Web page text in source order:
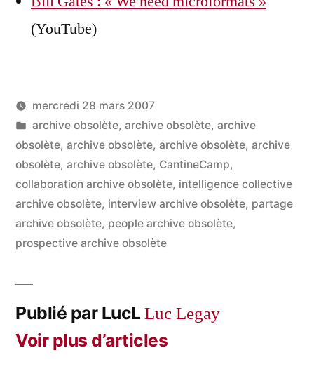
(YouTube)
Publié
par
LucL
mercredi 28 mars 2007
Publié
dans
archive obsolète, archive obsolète, archive
obsolète, archive obsolète, archive obsolète, archive
obsolète, archive obsolète, CantineCamp,
collaboration archive obsolète, intelligence collective
archive obsolète, interview archive obsolète, partage
archive obsolète, people archive obsolète,
prospective archive obsolète
Publié par LucLLuc Legay
Voir plus d’articles